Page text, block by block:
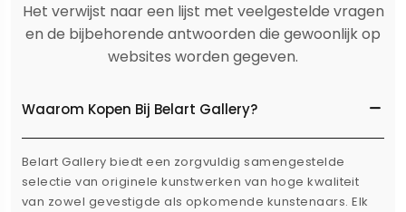
Het verwijst naar een lijst met veelgestelde vragen
en de bijbehorende antwoorden die gewoonlijk op
websites worden gegeven.
Waarom Kopen Bij Belart Gallery?
Belart Gallery biedt een zorgvuldig samengestelde
selectie van originele kunstwerken van hoge kwaliteit
van zowel gevestigde als opkomende kunstenaars. Elk